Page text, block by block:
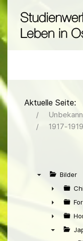
Aktuelle Seite:
1917-1919
Bilder
►
►
►